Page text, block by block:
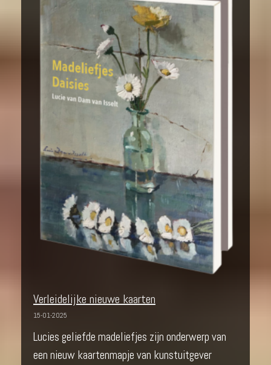
Verleidelijke nieuwe kaarten
15-01-2025
Lucies geliefde madeliefjes zijn onderwerp van
een nieuw kaartenmapje van kunstuitgever